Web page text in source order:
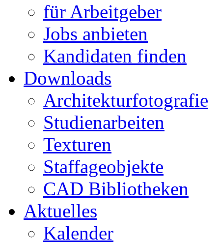
für Arbeitgeber
Jobs anbieten
Kandidaten finden
Downloads
Architekturfotografie
Studienarbeiten
Texturen
Staffageobjekte
CAD Bibliotheken
Aktuelles
Kalender